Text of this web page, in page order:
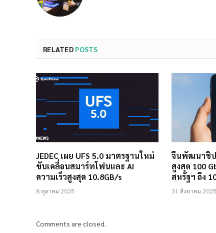
RELATED POSTS
JEDEC เผย UFS 5.0 มาตรฐานใหม่
ขับเคลื่อนสมาร์ทโฟนและ AI
ความเร็วสูงสุด 10.8GB/s
8 ตุลาคม 2025
จีนพัฒนาชิป
สูงสุด 100
สหรัฐฯ ถึง
31 สิงหาคม 2025
Comments are closed.